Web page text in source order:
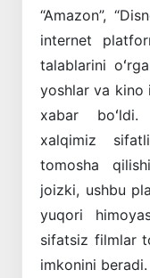
“Amazon”,
internet
talablarini
yoshlar va kino
xabar
xalqimiz
tomosha
joizki, ushbu
yuqori
sifatsiz filmlar
imkonini beradi.